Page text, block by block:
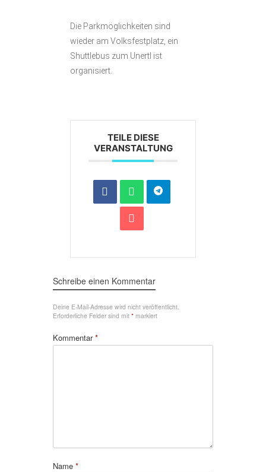
Die Parkmöglichkeiten sind
wieder am Volksfestplatz, ein
Shuttlebus zum Unertl ist
organisiert.
TEILE DIESE
VERANSTALTUNG
Schreibe einen Kommentar
Deine E-Mail-Adresse wird nicht veröffentlicht.
Erforderliche Felder sind mit * markiert
Kommentar*
Name *